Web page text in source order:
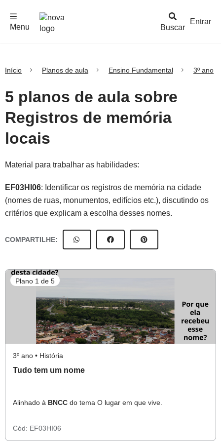
Buscar
Menu
Entrar
Início Planos de aula Ensino Fundamental 3º ano
5 planos de aula sobre
Registros de memória
locais
Material para trabalhar as habilidades:
EF03HI06: Identificar os registros de memória na cidade
(nomes de ruas, monumentos, edifícios etc.), discutindo os
critérios que explicam a escolha desses nomes.
COMPARTILHE:
Plano 1 de 5
3º ano • História
Tudo tem um nome
Alinhado à BNCC do tema O lugar em que vive.
Cód: EF03HI06